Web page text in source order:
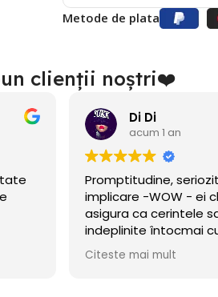
Metode de plata
clienții noștri❤️
și
se
acum 1 an
Am găsit acest
nu de mult se
eram în căutare
petrecerea
incercat norocul
Baloanele sunt
Citeste mai mult